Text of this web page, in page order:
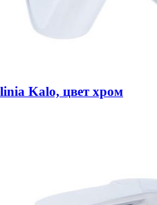
Kalo, цвет хром